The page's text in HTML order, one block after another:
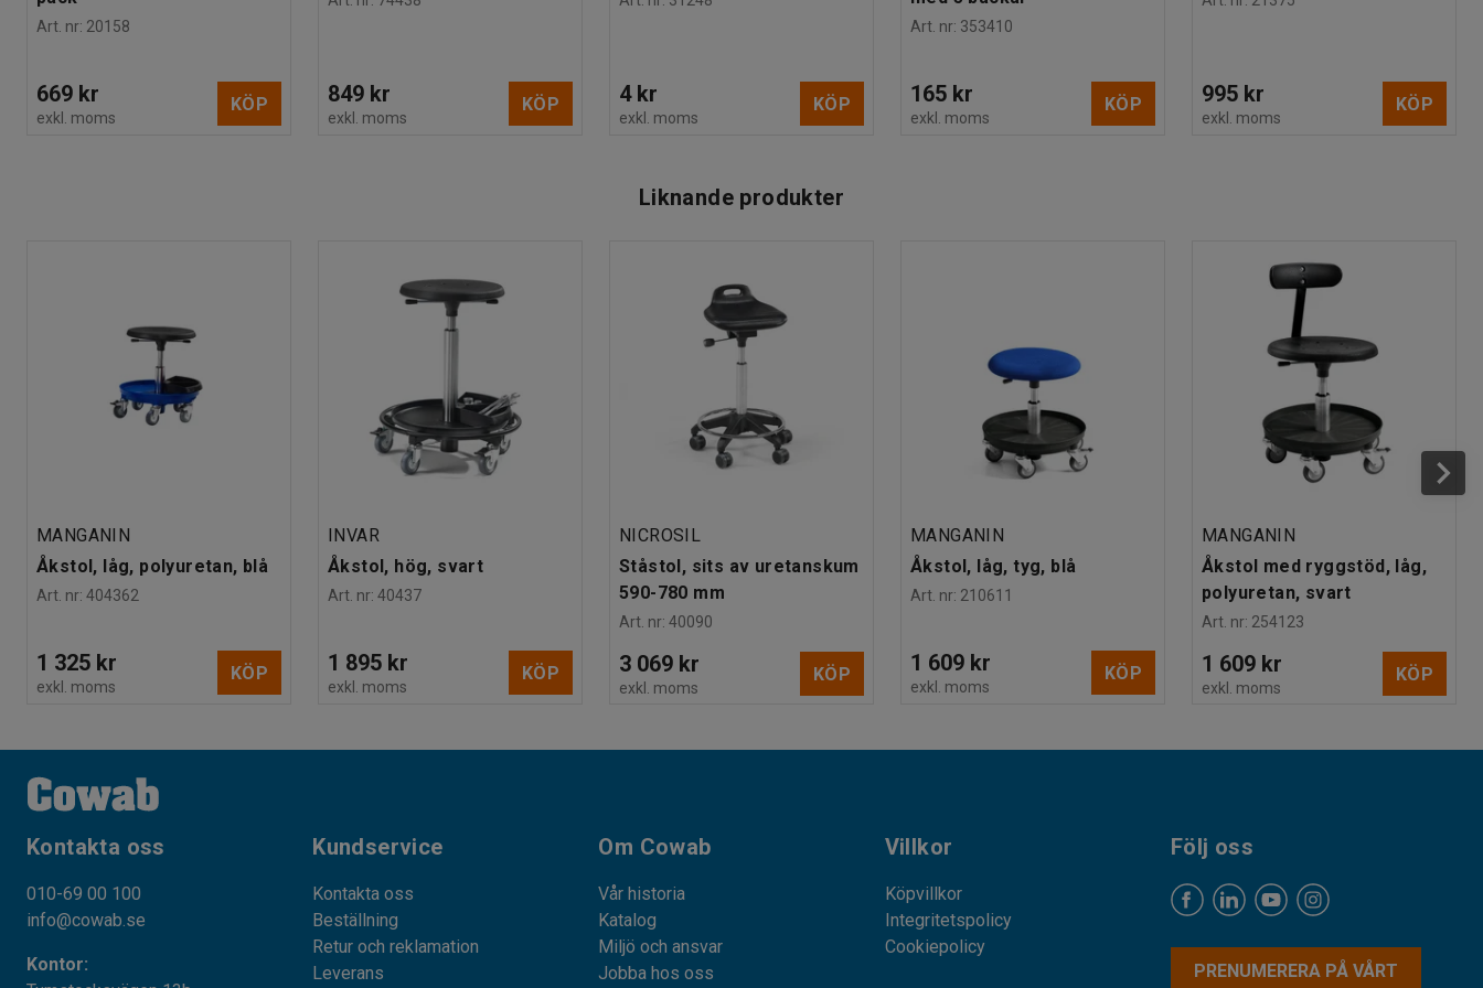
Art. nr: 20158
669 kr
exkl. moms
KÖP 849 kr
exkl. moms
KÖP 4 kr
exkl. moms
KÖP
Art. nr: 353410
165 kr
exkl. moms
KÖP 995 kr
exkl. moms
KÖP
Liknande produkter
MANGANIN
Åkstol, låg, polyuretan, blå
Art. nr: 404362
1 325 kr
exkl. moms
KÖP
INVAR
Åkstol, hög, svart
Art. nr: 40437
1 895 kr
exkl. moms
KÖP
NICROSIL
Ståstol, sits av uretanskum
590-780 mm
Art. nr: 40090
3 069 kr
exkl. moms
KÖP
MANGANIN
Åkstol, låg, tyg, blå
Art. nr: 210611
1 609 kr
exkl. moms
KÖP
MANGANIN
Åkstol med ryggstöd, låg,
polyuretan, svart
Art. nr: 254123
1 609 kr
exkl. moms
KÖP
Kontakta oss
010-69 00 100
info@cowab.se
Kontor:
Kundservice
Kontakta oss
Beställning
Retur och reklamation
Leverans
Om Cowab
Vår historia
Katalog
Miljö och ansvar
Jobba hos oss
Villkor
Köpvillkor
Integritetspolicy
Cookiepolicy
Följ oss
PRENUMERERA PÅ VÅRT